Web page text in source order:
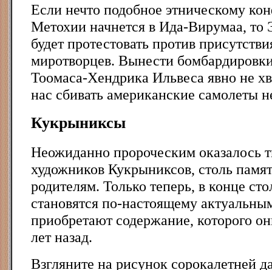
Если нечто подобное этническому
Метохии начнется в Ида-Вирумаа, то
будет протестовать против
миротворцев. Вынести
Тоомаса-Хендрика Ильвеса явно не
нас сбивать американские самолеты
Кукрыниксы
Неожиданно пророческим оказалось
художников Кукрыниксов, столь
родителям. Только теперь, в конце
становятся по-настоящему
приобретают содержание, которого
лет назад.
Взгляните на рисунок сорокалетней